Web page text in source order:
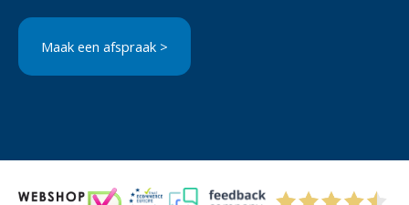
Maak een afspraak >